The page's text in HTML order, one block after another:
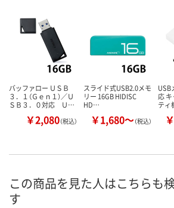
バッファロー ＵＳＢ
３．１（Ｇｅｎ１）／Ｕ
ＳＢ３．０対応 Ｕ…
￥2,080（税込）
スライド式USB2.0メモ
リー 16GB HIDISC
HD…
￥1,680～（税込）
USB
応
テ
この商品を見た人はこちらも
す